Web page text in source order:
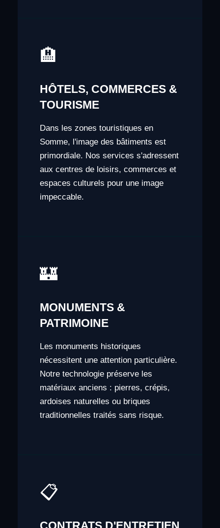
🏨
HÔTELS, COMMERCES &
TOURISME
Dans les zones touristiques en
Somme, l'image des bâtiments est
primordiale. Nos services s'adressent
aux centres de loisirs, commerces et
espaces culturels pour une image
impeccable.
🏰
MONUMENTS &
PATRIMOINE
Les monuments historiques
nécessitent une attention particulière.
Notre technologie préserve les
matériaux anciens : pierres, crépis,
ardoises naturelles ou briques
traditionnelles traités sans risque.
📋